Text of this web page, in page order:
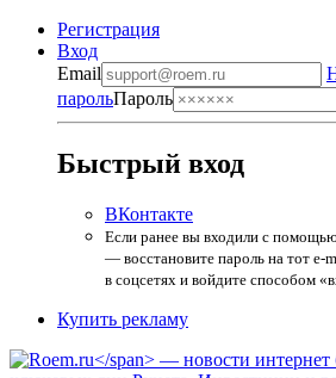
Регистрация
Вход
Email
парольПароль
Быстрый вход
ВКонтакте
Если ранее вы входили с
— восстановите пароль на тот e-
в соцсетях и войдите способом
Купить рекламу